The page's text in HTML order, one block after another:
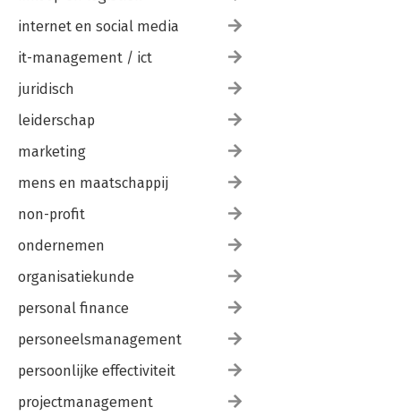
internet en social media
it-management / ict
juridisch
leiderschap
marketing
mens en maatschappij
non-profit
ondernemen
organisatiekunde
personal finance
personeelsmanagement
persoonlijke effectiviteit
projectmanagement